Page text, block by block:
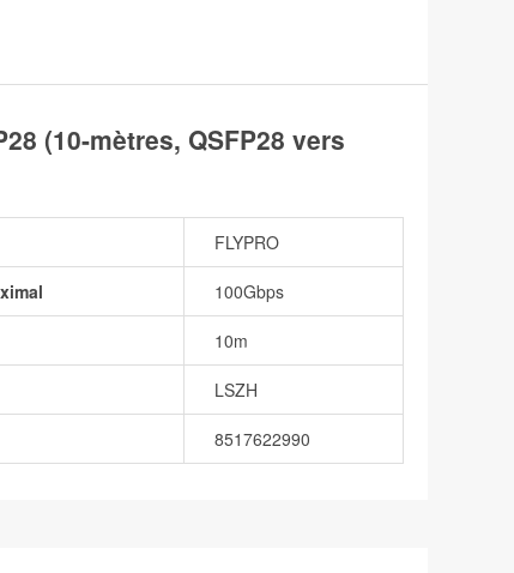
(10-mètres, QSFP28 vers
FLYPRO
100Gbps
10m
LSZH
8517622990